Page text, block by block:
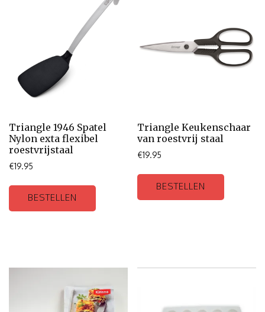
Triangle 1946 Spatel
Nylon exta flexibel
roestvrijstaal
€19.95
BESTELLEN
Triangle Keukenschaar
van roestvrij staal
€19.95
BESTELLEN